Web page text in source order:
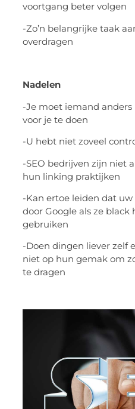
voortgang beter volgen
-Zo’n belangrijke taak
overdragen
Nadelen
-Je moet iemand
voor je te doen
-U hebt niet zoveel
-SEO bedrijven zijn niet
hun linking praktijken
-Kan ertoe leiden dat
door Google als ze black
gebruiken
-Doen dingen liever zelf
niet op hun gemak om
te dragen